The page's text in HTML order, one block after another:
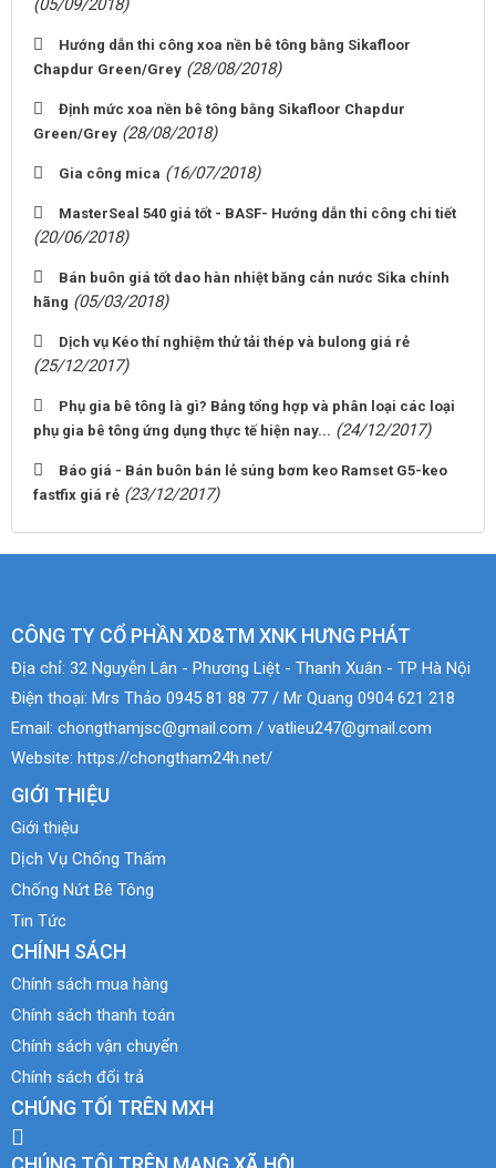
(05/09/2018)
Hướng dẫn thi công xoa nền bê tông bằng Sikafloor
Chapdur Green/Grey (28/08/2018)
Định mức xoa nền bê tông bằng Sikafloor Chapdur
Green/Grey (28/08/2018)
Gia công mica (16/07/2018)
MasterSeal 540 giá tốt - BASF- Hướng dẫn thi công chi tiết
(20/06/2018)
Bán buôn giá tốt dao hàn nhiệt băng cản nước Sika chính
hãng (05/03/2018)
Dịch vụ Kéo thí nghiệm thử tải thép và bulong giá rẻ
(25/12/2017)
Phụ gia bê tông là gì? Bảng tổng hợp và phân loại các loại
phụ gia bê tông ứng dụng thực tế hiện nay... (24/12/2017)
Báo giá - Bán buôn bán lẻ súng bơm keo Ramset G5-keo
fastfix giá rẻ (23/12/2017)
CÔNG TY CỔ PHẦN XD&TM XNK HƯNG PHÁT
Địa chỉ: 32 Nguyễn Lân - Phương Liệt - Thanh Xuân - TP Hà Nội
Điện thoại: Mrs Thảo 0945 81 88 77 / Mr Quang 0904 621 218
Email: chongthamjsc@gmail.com / vatlieu247@gmail.com
Website: https://chongtham24h.net/
GIỚI THIỆU
Giới thiệu
Dịch Vụ Chống Thấm
Chống Nứt Bê Tông
Tin Tức
CHÍNH SÁCH
Chính sách mua hàng
Chính sách thanh toán
Chính sách vận chuyển
Chính sách đổi trả
CHÚNG TỐI TRÊN MXH